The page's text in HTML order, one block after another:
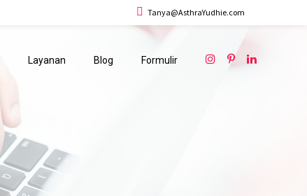
Tanya@AsthraYudhie.com
Layanan Blog Formulir